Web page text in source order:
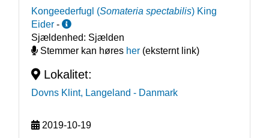
Kongeederfugl (Somateria spectabilis) King
Eider -
Sjældenhed: Sjælden
Stemmer kan høres her(eksternt link)
Lokalitet:
Dovns Klint, Langeland - Danmark
2019-10-19